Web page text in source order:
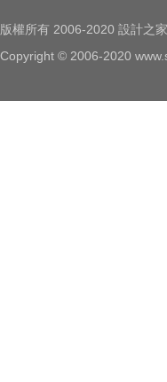
版權所有 2006-2020 設計之
Copyright © 2006-2020